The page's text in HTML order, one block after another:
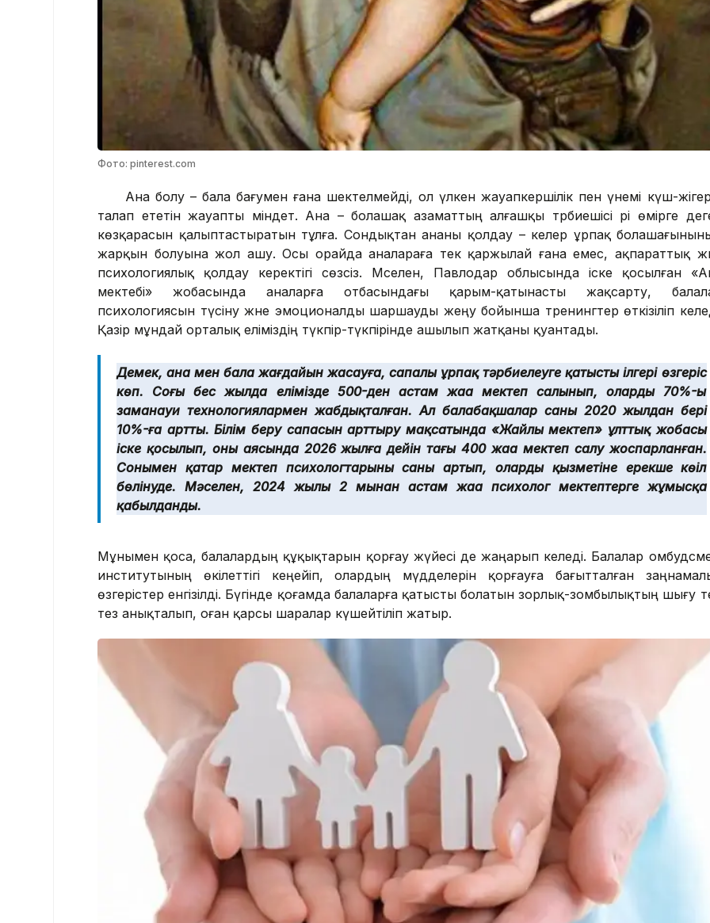
Фото: pinterest.com
Ана болу – бала бағумен ғана шектелмейді, ол үлкен жауапкершілік пен үнемі күш-
талап ететін жауапты міндет. Ана – болашақ азаматтың алғашқы тәрбиешісі әрі өмірге
көзқарасын қалыптастыратын тұлға. Сондықтан ананы қолдау – келер ұрпақ
жарқын болуына жол ашу. Осы орайда аналараға тек қаржылай ғана емес, ақпараттық
психологиялық қолдау керектігі сөзсіз. Мәселен, Павлодар облысында іске қосылған
мектебі» жобасында аналарға отбасындағы қарым-қатынасты жақсарту,
психологиясын түсіну және эмоционалды шаршауды жеңу бойынша тренингтер өткізіліп
Қазір мұндай орталық еліміздің түкпір-түкпірінде ашылып жатқаны қуантады.
Демек, ана мен бала жағдайын жасауға, сапалы ұрпақ тәрбиелеуге қатысты ілгері өзгеріс
көп. Соңғы бес жылда елімізде 500-ден астам жаңа мектеп салынып, олардың 70%-ы
заманауи технологиялармен жабдықталған. Ал балабақшалар саны 2020 жылдан бері
10%-ға артты. Білім беру сапасын арттыру мақсатында «Жайлы мектеп» ұлттық жобасы
іске қосылып, оның аясында 2026 жылға дейін тағы 400 жаңа мектеп салу жоспарланған.
Сонымен қатар мектеп психологтарының саны артып, олардың қызметіне ерекше көңіл
бөлінуде. Мәселен, 2024 жылы 2 мыңнан астам жаңа психолог мектептерге жұмысқа
қабылданды.
Мұнымен қоса, балалардың құқықтарын қорғау жүйесі де жаңарып келеді. Балалар
институтының өкілеттігі кеңейіп, олардың мүдделерін қорғауға бағытталған
өзгерістер енгізілді. Бүгінде қоғамда балаларға қатысты болатын зорлық-зомбылықтың шығу
тез анықталып, оған қарсы шаралар күшейтіліп жатыр.